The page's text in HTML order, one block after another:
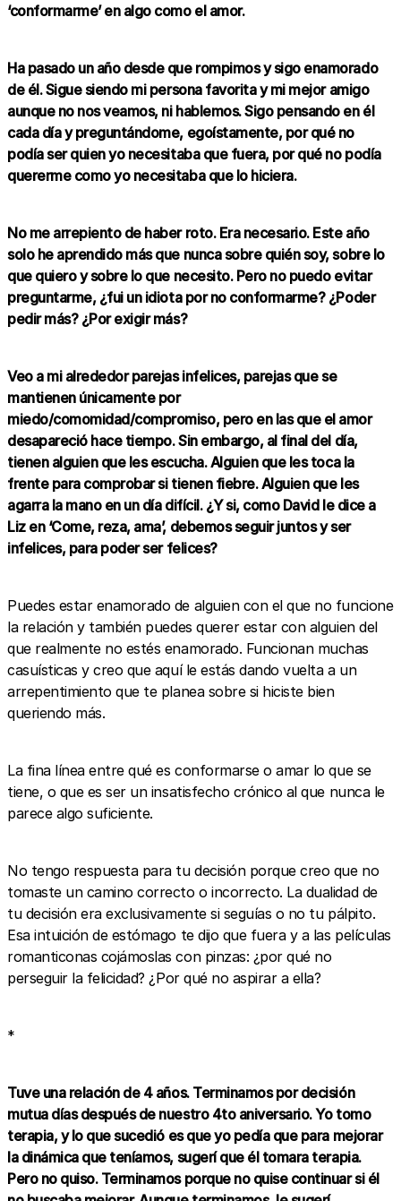
‘conformarme’ en algo como el amor.
Ha pasado un año desde que rompimos y sigo enamorado
de él. Sigue siendo mi persona favorita y mi mejor amigo
aunque no nos veamos, ni hablemos. Sigo pensando en él
cada día y preguntándome, egoístamente, por qué no
podía ser quien yo necesitaba que fuera, por qué no podía
quererme como yo necesitaba que lo hiciera.
No me arrepiento de haber roto. Era necesario. Este año
solo he aprendido más que nunca sobre quién soy, sobre lo
que quiero y sobre lo que necesito. Pero no puedo evitar
preguntarme, ¿fui un idiota por no conformarme? ¿Poder
pedir más? ¿Por exigir más?
Veo a mi alrededor parejas infelices, parejas que se
mantienen únicamente por
miedo/comomidad/compromiso, pero en las que el amor
desapareció hace tiempo. Sin embargo, al final del día,
tienen alguien que les escucha. Alguien que les toca la
frente para comprobar si tienen fiebre. Alguien que les
agarra la mano en un día difícil. ¿Y si, como David le dice a
Liz en ‘Come, reza, ama’, debemos seguir juntos y ser
infelices, para poder ser felices?
Puedes estar enamorado de alguien con el que no funcione
la relación y también puedes querer estar con alguien del
que realmente no estés enamorado. Funcionan muchas
casuísticas y creo que aquí le estás dando vuelta a un
arrepentimiento que te planea sobre si hiciste bien
queriendo más.
La fina línea entre qué es conformarse o amar lo que se
tiene, o que es ser un insatisfecho crónico al que nunca le
parece algo suficiente.
No tengo respuesta para tu decisión porque creo que no
tomaste un camino correcto o incorrecto. La dualidad de
tu decisión era exclusivamente si seguías o no tu pálpito.
Esa intuición de estómago te dijo que fuera y a las películas
romanticonas cojámoslas con pinzas: ¿por qué no
perseguir la felicidad? ¿Por qué no aspirar a ella?
*
Tuve una relación de 4 años. Terminamos por decisión
mutua días después de nuestro 4to aniversario. Yo tomo
terapia, y lo que sucedió es que yo pedía que para mejorar
la dinámica que teníamos, sugerí que él tomara terapia.
Pero no quiso. Terminamos porque no quise continuar si él